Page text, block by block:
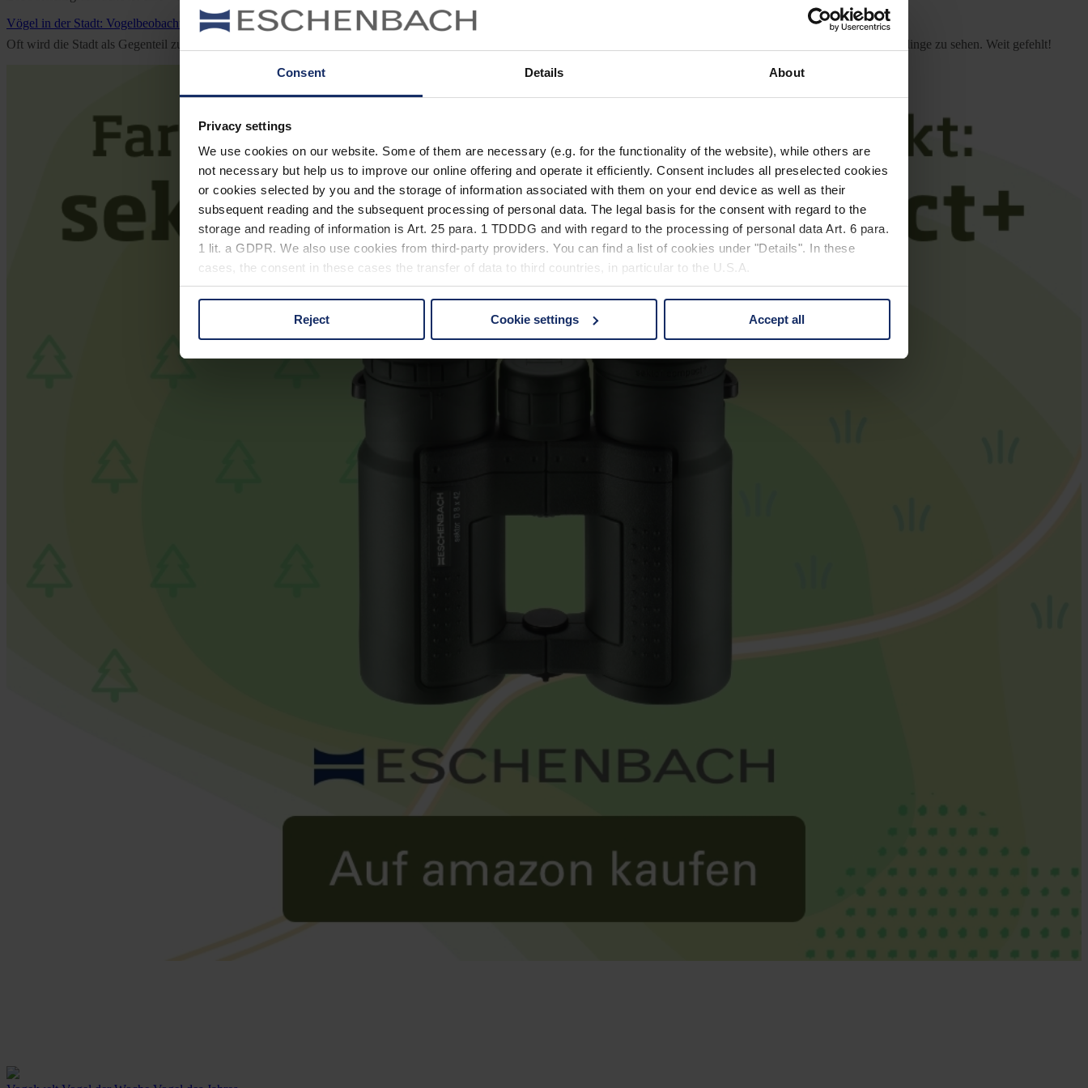
Consent Details About
Privacy settings
We use cookies on our website. Some of them are necessary (e.g. for the functionality of the website), while others are
not necessary but help us to improve our online offering and operate it efficiently. Consent includes all preselected cookies
or cookies selected by you and the storage of information associated with them on your end device as well as their
subsequent reading and the subsequent processing of personal data. The legal basis for the consent with regard to the
storage and reading of information is Art. 25 para. 1 TDDDG and with regard to the processing of personal data Art. 6 para.
1 lit. a GDPR. We also use cookies from third-party providers. You can find a list of cookies under "Details". In these
cases, the consent in these cases the transfer of data to third countries, in particular to the U.S.A.
You can consent to the use of non-essential cookies by clicking on the "Accept all" button or change your mind by clicking
Further information on the procedures used and your rights can be found in our Privacy Policy
Reject Cookie settings Accept all
Vögel in der Stadt: Vogelbeobachtung
Oft wird die Stadt als Gegenteil zur Natur betrachtet. Da überrascht es nicht, dass vor allem Neulinge in der Vogelbeobachtung glauben, in der Stadt wären nur Tauben und Sperlinge zu sehen. Weit gefehlt!